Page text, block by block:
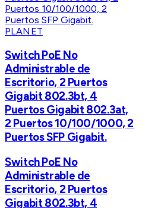
PLANET
Switch PoE No
Administrable de
Escritorio, 2 Puertos
Gigabit 802.3bt, 4
Puertos Gigabit 802.3at,
2 Puertos 10/100/1000, 2
Puertos SFP Gigabit.
Switch PoE No
Administrable de
Escritorio, 2 Puertos
Gigabit 802.3bt, 4